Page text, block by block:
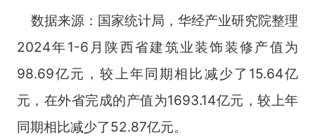
数据来源：国家统计局，华经产业研究院整理
2024年1-6月陕西省建筑业装饰装修产值为
98.69亿元，较上年同期相比减少了15.64亿
元，在外省完成的产值为1693.14亿元，较上年
同期相比减少了52.87亿元。